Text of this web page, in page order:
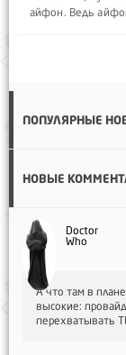
айфон. Ведь
ПОПУЛЯРНЫЕ
НОВЫЕ
Doctor
Who
А что там в плане
высокие:
перехватывать